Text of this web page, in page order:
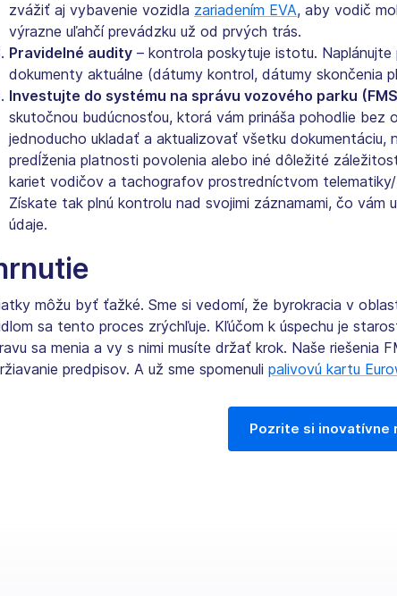
zvážiť aj vybavenie vozidla zariadením EVA, aby vodič
výrazne uľahčí prevádzku už od prvých trás.
Pravidelné audity – kontrola poskytuje istotu.
dokumenty aktuálne (dátumy kontrol, dátumy skončenia
Investujte do systému na správu vozového parku
skutočnou budúcnosťou, ktorá vám prináša pohodlie bez
jednoducho ukladať a aktualizovať všetku
predĺženia platnosti povolenia alebo iné dôležité
kariet vodičov a tachografov prostredníctvom
Získate tak plnú kontrolu nad svojimi záznamami, čo
údaje.
môžu byť ťažké. Sme si vedomí, že byrokracia v
sa tento proces zrýchľuje. Kľúčom k úspechu je
sa menia a vy s nimi musíte držať krok. Naše riešenia
predpisov. A už sme spomenuli palivovú kartu
Pozrite si inovatívne